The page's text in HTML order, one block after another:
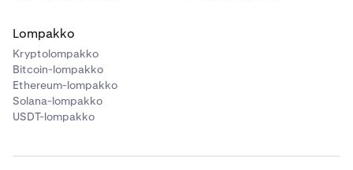
Lompakko
Kryptolompakko
Bitcoin-lompakko
Ethereum-lompakko
Solana-lompakko
USDT-lompakko